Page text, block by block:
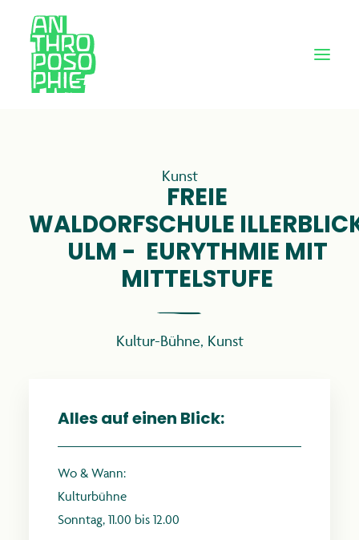
Kunst
FREIE
WALDORFSCHULE
ULM - EURYTHMIE MIT
MITTELSTUFE
Kultur-Bühne, Kunst
Alles auf einen Blick:
Wo & Wann:
Kulturbühne
Sonntag, 11.00 bis 12.00